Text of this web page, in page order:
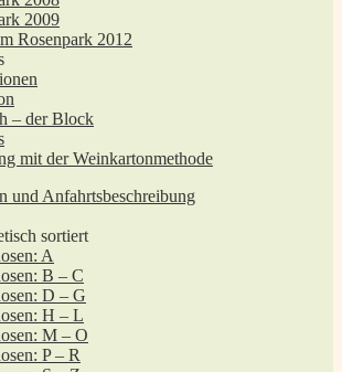
2009
Rosenpark 2012
– der Block
mit der Weinkartonmethode
und Anfahrtsbeschreibung
sortiert
A
B – C
D – G
H – L
M – O
P – R